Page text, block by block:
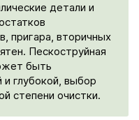
детали и
пригара, вторичных
Пескоструйная
быть
и глубокой, выбор
степени очистки.